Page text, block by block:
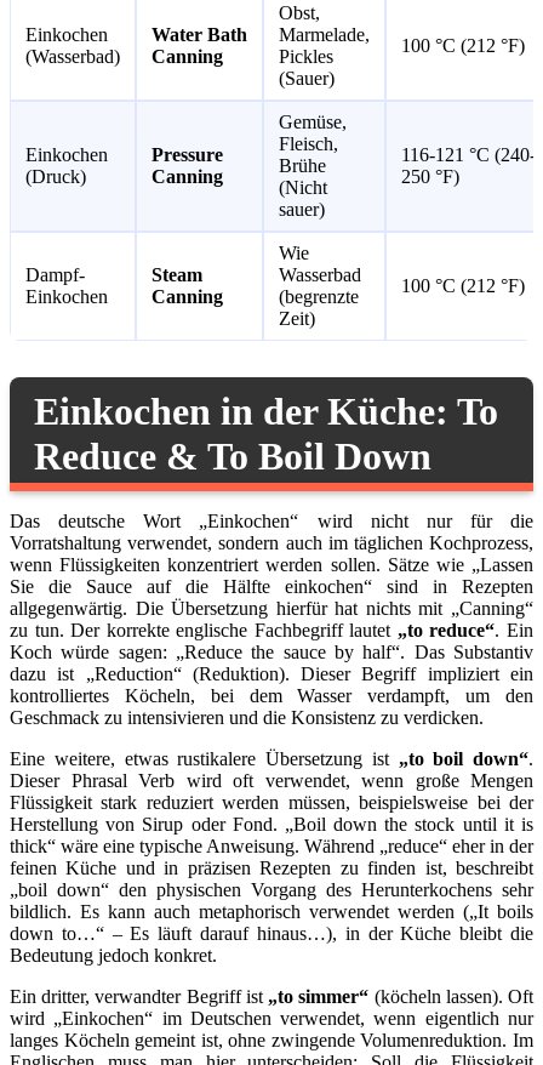
Einkochen
(Wasserbad)
Water Bath
Canning
Obst,
Marmelade,
Pickles
(Sauer)
100 °C (212 °F)
Einkochen
(Druck)
Pressure
Canning
Gemüse,
Fleisch,
Brühe
(Nicht
sauer)
116-121 °C (240-
250 °F)
Dampf-
Einkochen
Steam
Canning
Wie
Wasserbad
(begrenzte
Zeit)
100 °C (212 °F)
Einkochen in der Küche: To
Reduce & To Boil Down
Das deutsche Wort „Einkochen“ wird nicht nur für die
Vorratshaltung verwendet, sondern auch im täglichen Kochprozess,
wenn Flüssigkeiten konzentriert werden sollen. Sätze wie „Lassen
Sie die Sauce auf die Hälfte einkochen“ sind in Rezepten
allgegenwärtig. Die Übersetzung hierfür hat nichts mit „Canning“
zu tun. Der korrekte englische Fachbegriff lautet „to reduce“. Ein
Koch würde sagen: „Reduce the sauce by half“. Das Substantiv
dazu ist „Reduction“ (Reduktion). Dieser Begriff impliziert ein
kontrolliertes Köcheln, bei dem Wasser verdampft, um den
Geschmack zu intensivieren und die Konsistenz zu verdicken.
Eine weitere, etwas rustikalere Übersetzung ist „to boil down“.
Dieser Phrasal Verb wird oft verwendet, wenn große Mengen
Flüssigkeit stark reduziert werden müssen, beispielsweise bei der
Herstellung von Sirup oder Fond. „Boil down the stock until it is
thick“ wäre eine typische Anweisung. Während „reduce“ eher in der
feinen Küche und in präzisen Rezepten zu finden ist, beschreibt
„boil down“ den physischen Vorgang des Herunterkochens sehr
bildlich. Es kann auch metaphorisch verwendet werden („It boils
down to…“ – Es läuft darauf hinaus…), in der Küche bleibt die
Bedeutung jedoch konkret.
Ein dritter, verwandter Begriff ist „to simmer“ (köcheln lassen). Oft
wird „Einkochen“ im Deutschen verwendet, wenn eigentlich nur
langes Köcheln gemeint ist, ohne zwingende Volumenreduktion. Im